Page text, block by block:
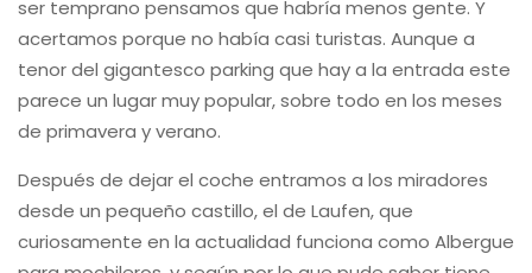
ser temprano pensamos que habría menos gente. Y
acertamos porque no había casi turistas. Aunque a
tenor del gigantesco parking que hay a la entrada este
parece un lugar muy popular, sobre todo en los meses
de primavera y verano.
Después de dejar el coche entramos a los miradores
desde un pequeño castillo, el de Laufen, que
curiosamente en la actualidad funciona como Albergue